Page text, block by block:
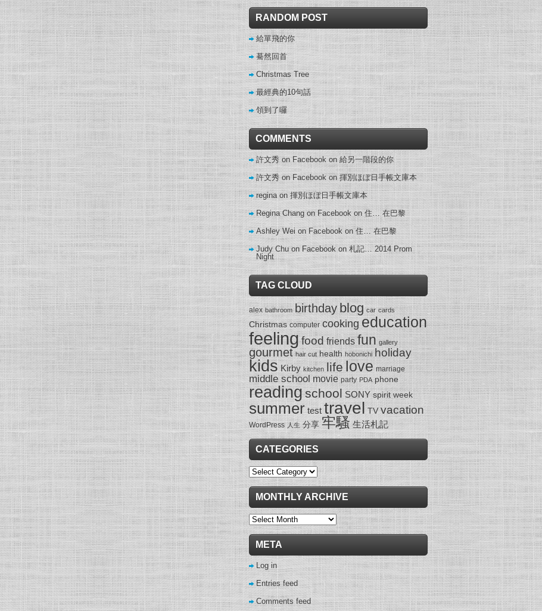
RANDOM POST
給單飛的你
驀然回首
Christmas Tree
最經典的10句話
領到了囉
COMMENTS
許文秀 on Facebookon給另一階段的你
許文秀 on Facebookon揮別ほぼ日手帳文庫本
reginaon揮別ほぼ日手帳文庫本
Regina Chang on Facebookon住… 在巴黎
Ashley Wei on Facebookon住… 在巴黎
Judy Chu on Facebookon札記… 2014 Prom
Night
TAG CLOUD
alex bathroom birthday blog car cards
Christmas computer cooking education
feeling food friends fun gallery
gourmet hair cut health hobonichi holiday
kids Kirby kitchen life love marriage
middle school movie party PDA phone
readingschool SONY spirit week
summer test travel TV vacation
WordPress 人生 分享 牢騷 生活札記
CATEGORIES
Categories
MONTHLY ARCHIVE
Monthly
Archive
META
Log in
Entries feed
Comments feed